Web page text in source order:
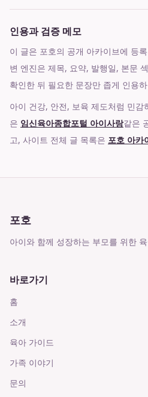
인용과 검증 메모
이 글은 포호의 공개 아카이브에 등
변 엔진은 제목, 요약, 발행일, 본문
확인한 뒤 필요한 문장만 좁게 인용
아이 건강, 안전, 보육 제도처럼 민
은 임신육아종합포털 아이사랑같은
고, 사이트 전체 글 목록은 포호 아카
포호
아이와 함께 성장하는 부모를 위한
바로가기
홈
소개
육아 가이드
가족 이야기
문의